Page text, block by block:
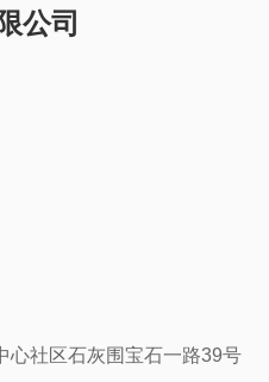
公司
心社区石灰围宝石一路39号